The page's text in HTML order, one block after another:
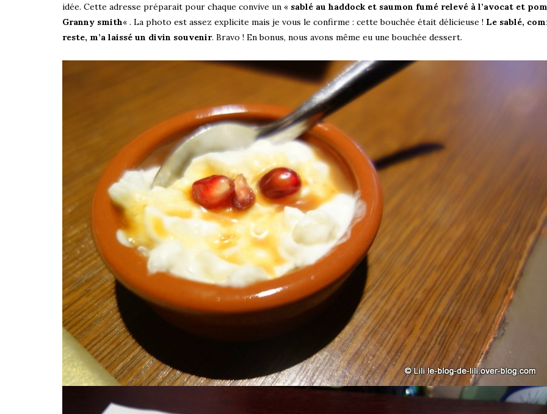
idée. Cette adresse préparait pour chaque convive un « sablé au haddock et saumon fumé relevé à l’avocat et
Granny smith« . La photo est assez explicite mais je vous le confirme : cette bouchée était délicieuse ! Le sablé,
reste, m’a laissé un divin souvenir. Bravo ! En bonus, nous avons même eu une bouchée dessert.